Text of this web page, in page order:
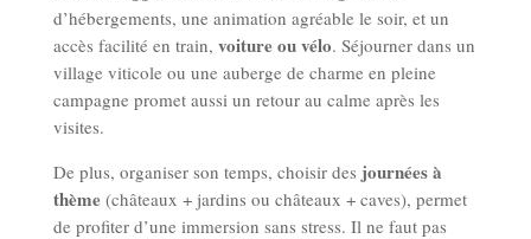
d’hébergements, une animation agréable le soir, et un
accès facilité en train, voiture ou vélo. Séjourner dans un
village viticole ou une auberge de charme en pleine
campagne promet aussi un retour au calme après les
visites.
De plus, organiser son temps, choisir des journées à
thème (châteaux + jardins ou châteaux + caves), permet
de profiter d’une immersion sans stress. Il ne faut pas